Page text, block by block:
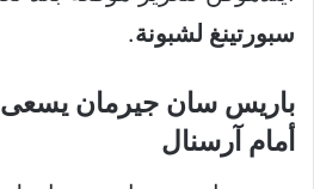
سبورتينغ لشبونة.
باريس سان جيرمان
أمام آرسنال